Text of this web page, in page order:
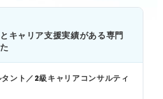
キャリア支援実績がある専門
ント／2級キャリアコンサルティ